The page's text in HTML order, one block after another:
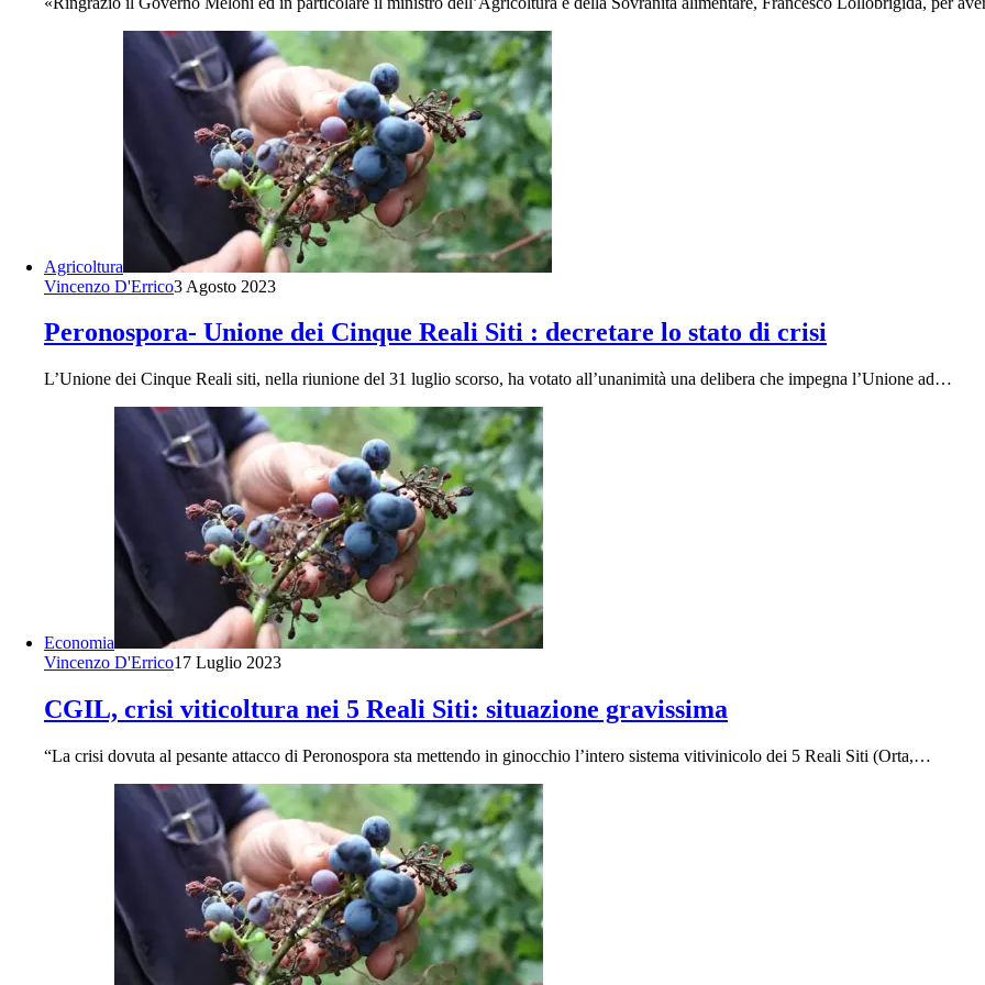
Agricoltura
Vincenzo D'Errico3 Agosto 2023
Peronospora- Unione dei Cinque Reali Siti : decretare lo stato di crisi
L’Unione dei Cinque Reali siti, nella riunione del 31 luglio scorso, ha votato all’unanimità una delibera che impegna l’Unione ad…
Economia
Vincenzo D'Errico17 Luglio 2023
CGIL, crisi viticoltura nei 5 Reali Siti: situazione gravissima
“La crisi dovuta al pesante attacco di Peronospora sta mettendo in ginocchio l’intero sistema vitivinicolo dei 5 Reali Siti (Orta,…